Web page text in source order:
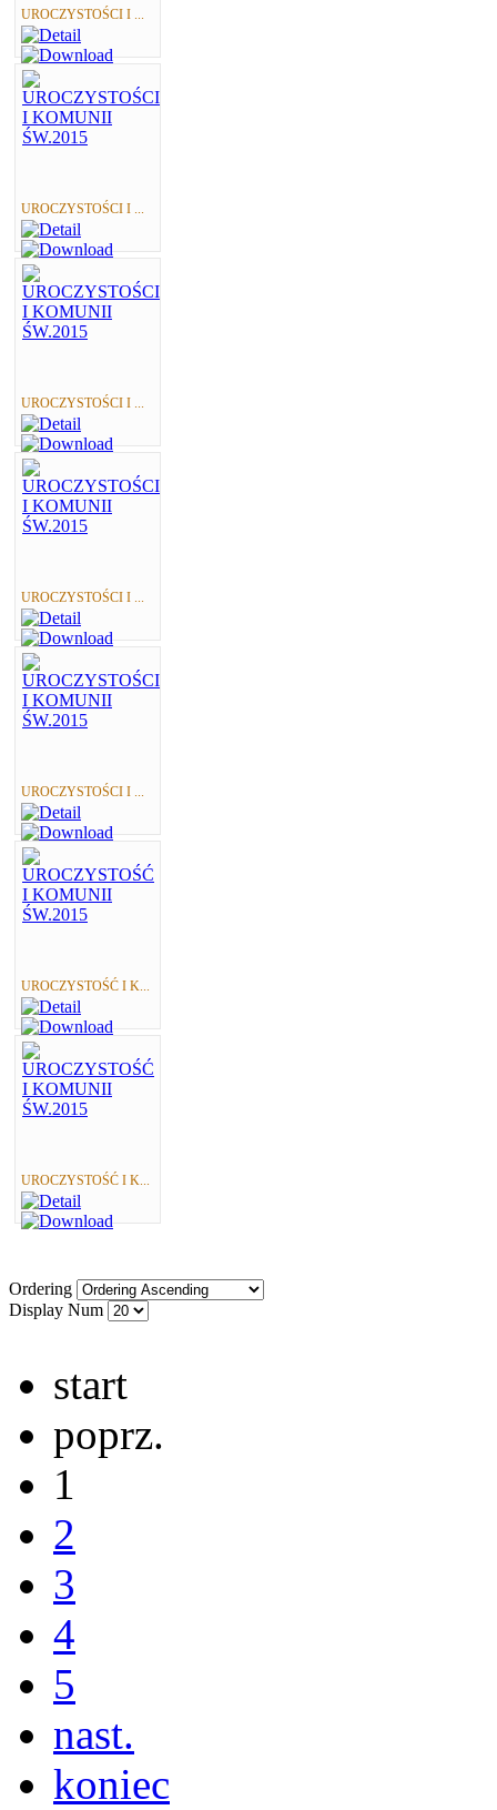
UROCZYSTOŚCI I ...
UROCZYSTOŚCI I ...
UROCZYSTOŚCI I ...
UROCZYSTOŚCI I ...
UROCZYSTOŚCI I ...
UROCZYSTOŚĆ I K...
UROCZYSTOŚĆ I K...
Ordering
Display Num
start
poprz.
1
2
3
4
5
nast.
koniec